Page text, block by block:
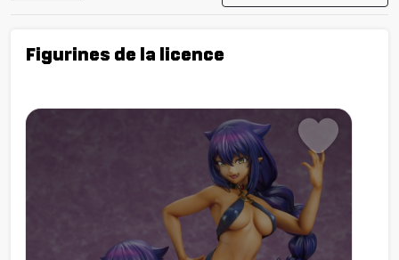
Figurines de la licence